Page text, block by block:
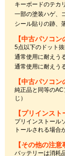
キーボードのテカ
一部の塗装ハゲ、
シール貼りの跡、
【中古パソコ
5点以下のドット
通常使用に耐えう
通常使用に耐えう
【中古パソコン
純正品と同等の
じ）
【プリインスト
プリインストール
トールされる場合
【その他の注意
バッテリーは消耗